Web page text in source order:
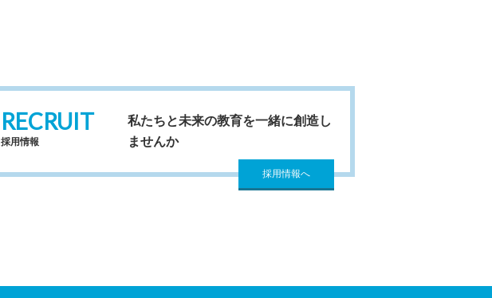
RECRUIT
採用情報
私たちと未来の教育を一緒に創造し
ませんか
採用情報へ